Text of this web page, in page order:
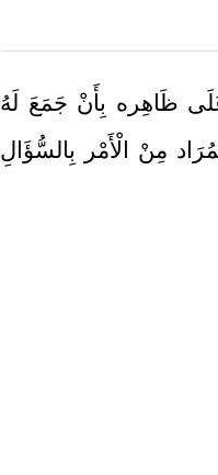
ظَاهِره بِأَنْ جَمَعَ لَهُ
مِنْ الْأَمْر بِالسُّؤَالِ